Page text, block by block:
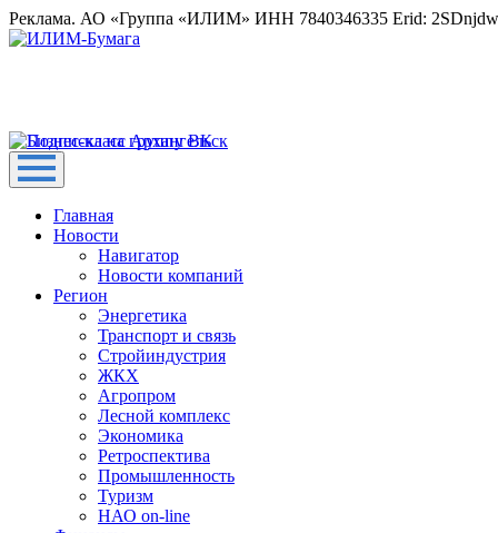
Реклама. АО «Группа «ИЛИМ» ИНН 7840346335 Erid:
Главная
Новости
Навигатор
Новости компаний
Регион
Энергетика
Транспорт и связь
Стройиндустрия
ЖКХ
Агропром
Лесной комплекс
Экономика
Ретроспектива
Промышленность
Туризм
НАО on-line